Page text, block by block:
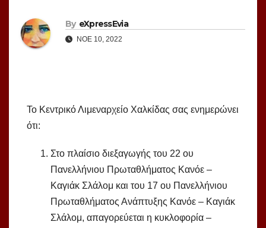
By eXpressEvia
ΝΟΈ 10, 2022
Το Κεντρικό Λιμεναρχείο Χαλκίδας σας ενημερώνει
ότι:
Στο πλαίσιο διεξαγωγής του 22 ου
Πανελλήνιου Πρωταθλήματος Κανόε –
Καγιάκ Σλάλομ και του 17 ου Πανελλήνιου
Πρωταθλήματος Ανάπτυξης Κανόε – Καγιάκ
Σλάλομ, απαγορεύεται η κυκλοφορία –